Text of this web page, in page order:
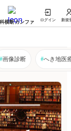
横断カンファ ログイン 新規
#画像診断 #へき地医